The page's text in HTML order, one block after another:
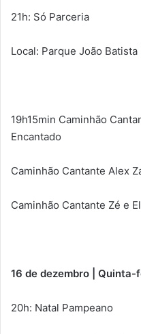
21h: Só Parceria
Local: Parque João
19h15min Caminhão
Encantado
Caminhão Cantante Alex
Caminhão Cantante Zé e
16 de dezembro | Quinta-
20h: Natal Pampeano